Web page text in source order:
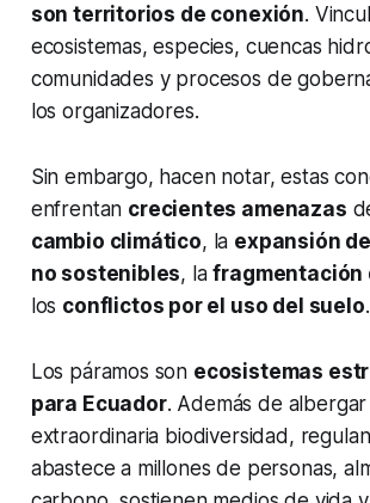
son territorios de conexión.
ecosistemas, especies, cuencas
comunidades y procesos de
los organizadores.
Sin embargo, hacen notar, estas
enfrentan crecientes amenazas
cambio climático, la expansión
no sostenibles, lafragmentación
los conflictos por el uso del suelo.
Los páramos son ecosistemas
para Ecuador. Además de
extraordinaria biodiversidad,
abastece a millones de personas,